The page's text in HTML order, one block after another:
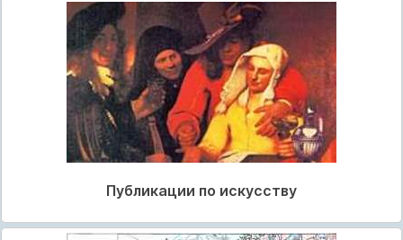
Публикации по искусству